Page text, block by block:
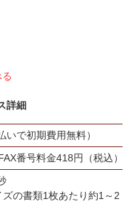
詳細
で初期費用無料）
番号料金418円（税込）
の書類1枚あたり約1～2